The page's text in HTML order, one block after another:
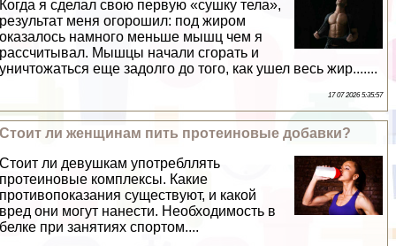
Когда я сделал свою первую «сушку тела»,
результат меня огорошил: под жиром
оказалось намного меньше мышц чем я
рассчитывал. Мышцы начали сгорать и
уничтожаться еще задолго до того, как ушел весь жир.......
17 07 2026 5:35:57
Стоит ли женщинам пить протеиновые добавки?
Стоит ли дeвyшкам употрeбллять
протеиновые комплексы. Какие
противопоказания существуют, и какой
вред они могут нанести. Необходимость в
белке при занятиях спортом....